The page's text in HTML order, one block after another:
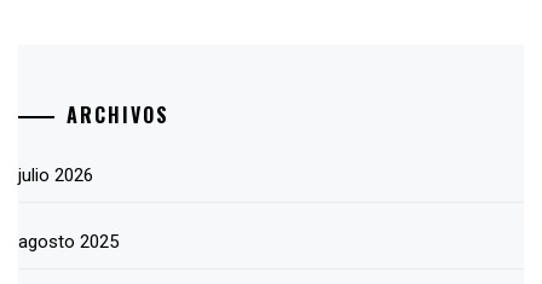
ARCHIVOS
julio 2026
agosto 2025